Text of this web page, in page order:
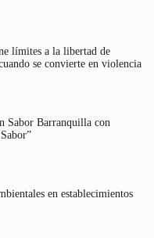
límites a la libertad de
se convierte en violencia
Sabor Barranquilla con
en establecimientos